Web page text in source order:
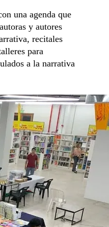
una agenda que
y autores
recitales
para
a la narrativa